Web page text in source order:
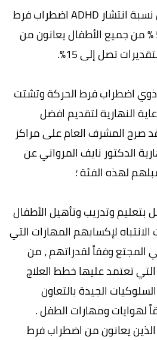
وفي احصائية حديثة عن نسبة انتشار ADHD اضطراب فرط
الحركة يشار إلى أن ‏3- 5 % من جميع الأطفال يعانون من
تصل إلى 15٪.
اضطراب فرط الحركة وتشتت
النهارية لتقديم افضل
صرح المشرف العام على مراكز
الدكتور نايف المرواني عن
لهذه الفئة ؛
بتعليم وتدريب وتأهيل الأطفال
لإكسابهم المهارات التي
وفقاً لقدراتهم ، من
تعتمد عليها خطط العلاج
الجيدة بالتعاون
لهوايات ومهارات الطفل .
الذين يعانون من اضطراب فرط